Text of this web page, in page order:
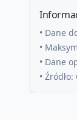
• Dane
•
• Dane
•